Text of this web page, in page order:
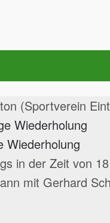
(Sportverein
Wiederholung
Wiederholung
in der Zeit von
mit Gerhard